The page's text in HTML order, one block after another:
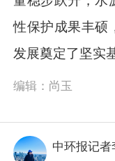
性保护成果丰硕
发展奠定了坚实
编辑：尚玉
中环报记者